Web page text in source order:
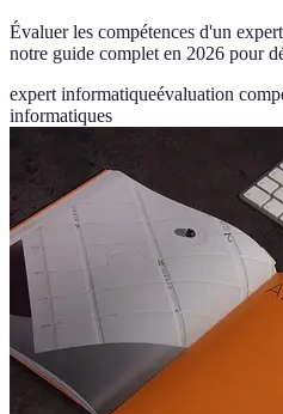
Évaluer les compétences d'un
notre guide complet en 2026 pour
expert informatiqueévaluation
informatiques